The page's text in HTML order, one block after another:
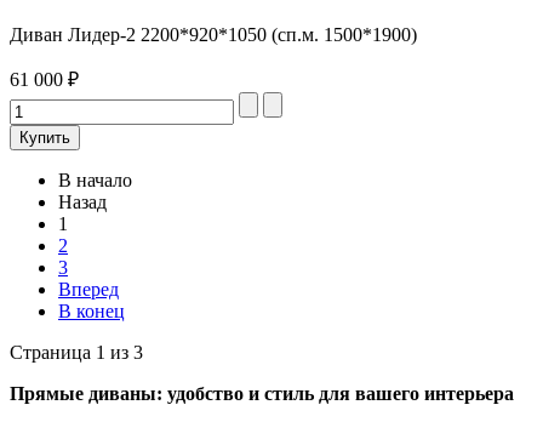
Диван Лидер-2 2200*920*1050 (сп.м. 1500*1900)
61 000 ₽
В начало
Назад
1
2
3
Вперед
В конец
Страница 1 из 3
Прямые диваны: удобство и стиль для вашего интерьера